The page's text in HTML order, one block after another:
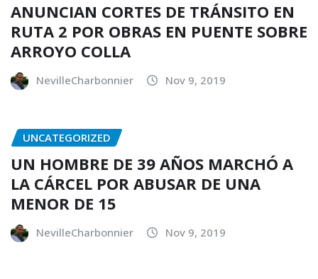
ANUNCIAN CORTES DE TRÁNSITO EN
RUTA 2 POR OBRAS EN PUENTE SOBRE
ARROYO COLLA
NevilleCharbonnier Nov 9, 2019
UNCATEGORIZED
UN HOMBRE DE 39 AÑOS MARCHÓ A
LA CÁRCEL POR ABUSAR DE UNA
MENOR DE 15
NevilleCharbonnier Nov 9, 2019